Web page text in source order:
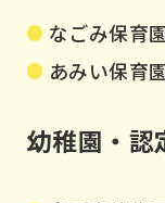
なごみ保育
あみい保育
幼稚園・認